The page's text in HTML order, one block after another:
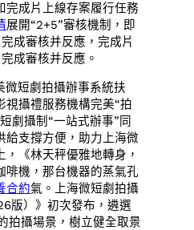
完成片上線存案履行任務
展開“2+5”審核機制，即
成審核并反應，完成片
成審核并反應。
微短劇拍攝辦事系統扶
視攝禮服務機構完美“拍
劇攝制“一站式辦事”同
給支撐方便，助力上海微
《林天秤優雅地轉身，
啡機，那台機器的蒸氣孔
合約氣。上海微短劇拍攝
版）》初次發布，遴選
拍攝場景，樹立健全取景